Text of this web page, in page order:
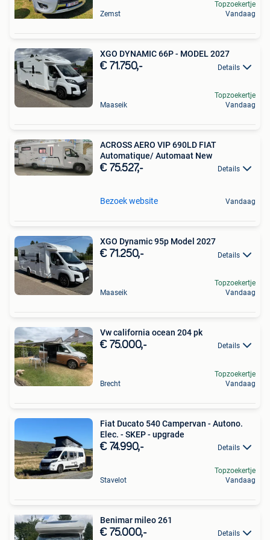
Zemst
Topzoekertje
Vandaag
XGO DYNAMIC 66P - MODEL 2027
€ 71.750,- Details
Maaseik
Topzoekertje
Vandaag
ACROSS AERO VIP 690LD FIAT
Automatique/ Automaat New
€ 75.527,- Details
Bezoek website Vandaag
XGO Dynamic 95p Model 2027
€ 71.250,- Details
Maaseik
Topzoekertje
Vandaag
Vw california ocean 204 pk
€ 75.000,- Details
Brecht
Topzoekertje
Vandaag
Fiat Ducato 540 Campervan - Autono.
Elec. - SKEP - upgrade
€ 74.990,- Details
Stavelot
Topzoekertje
Vandaag
Benimar mileo 261
€ 75.000,- Details